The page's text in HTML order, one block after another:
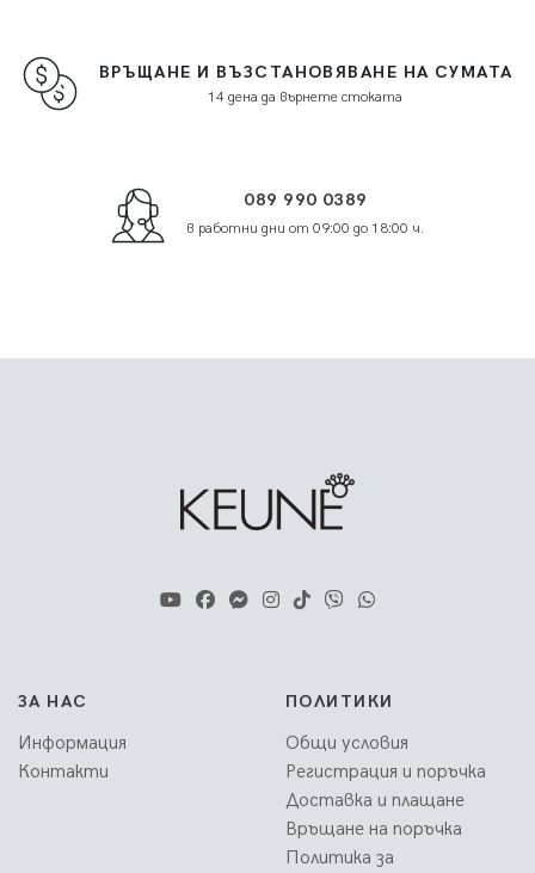
ВРЪЩАНЕ И ВЪЗСТАНОВЯВАНЕ НА СУМАТА
14 дена да върнете стоката
089 990 0389
в работни дни от 09:00 до 18:00 ч.
ЗА НАС
Информация
Контакти
ПОЛИТИКИ
Общи условия
Регистрация и поръчка
Доставка и плащане
Връщане на поръчка
Политика за